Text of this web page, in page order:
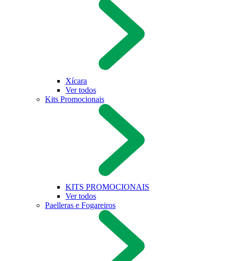
Xícara
Ver todos
Kits Promocionais
KITS PROMOCIONAIS
Ver todos
Paelleras e Fogareiros